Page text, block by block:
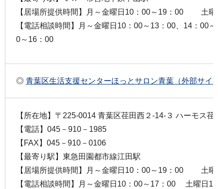
【居場所提供時間】月～金曜日10：00～19：00 土
【電話相談時間】月～金曜日10：00～13：00、14：
0～16：00
◎ 青葉区生活支援センターほっとサロン青葉（外部サイ
【所在地】〒225-0014 青葉区荏田西２-14-３ ハーモス荏
【電話】045－910－1985
【FAX】045－910－0106
【最寄り駅】東急田園都市線江田駅
【居場所提供時間】月～金曜日10：00～19：00 土曜
【電話相談時間】月～金曜日10：00～17：00 土曜日